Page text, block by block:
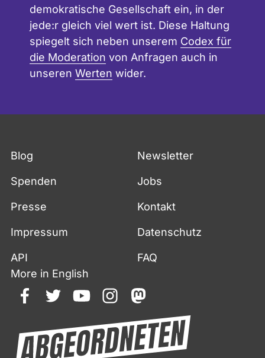
demokratische Gesellschaft ein, in der
jede:r gleich viel wert ist. Diese Haltung
spiegelt sich neben unserem Codex für
die Moderation von Anfragen auch in
unseren Werten wider.
Blog Newsletter
Spenden Jobs
Presse Kontakt
Impressum Datenschutz
API
FAQ
More in English
facebooktwitteryoutubeinstagrammastodon